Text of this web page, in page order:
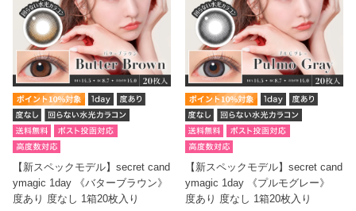
【新スペックモデル】secret cand
ymagic 1day 《バターブラウン》
度あり 度なし 1箱20枚入り
【新スペックモデル】secret cand
ymagic 1day 《プルモグレー》
度あり 度なし 1箱20枚入り